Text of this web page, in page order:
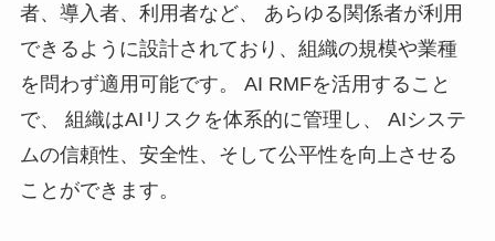
者、導入者、利用者など、 あらゆる関係者が利用
できるように設計されており、組織の規模や業種
を問わず適用可能です。 AI RMFを活用すること
で、 組織はAIリスクを体系的に管理し、 AIシステ
ムの信頼性、安全性、そして公平性を向上させる
ことができます。